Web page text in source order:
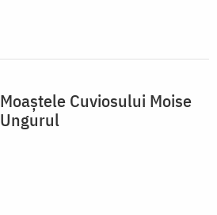
Moaştele Cuviosului Moise
Ungurul